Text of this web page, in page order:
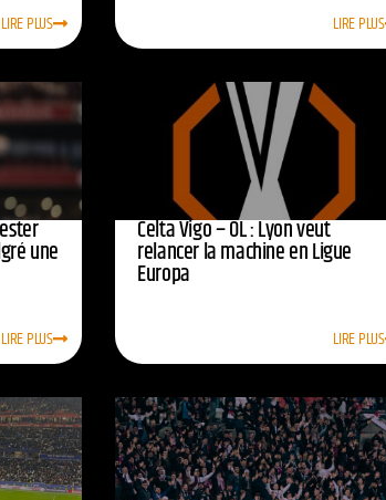
LIRE PLUS LIRE PLUS
une
LIRE PLUS
Celta Vigo – OL : Lyon veut
relancer la machine en Ligue
Europa
LIRE PLUS